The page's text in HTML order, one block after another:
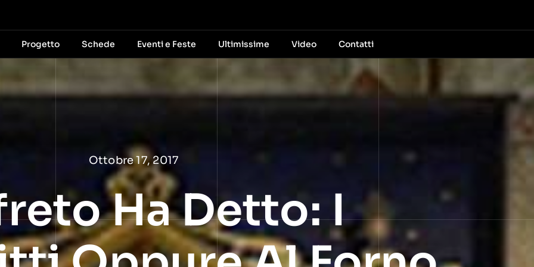
Progetto Schede Eventi e Feste Ultimissime Video Contatti
Ottobre 17, 2017
Ha Detto: I